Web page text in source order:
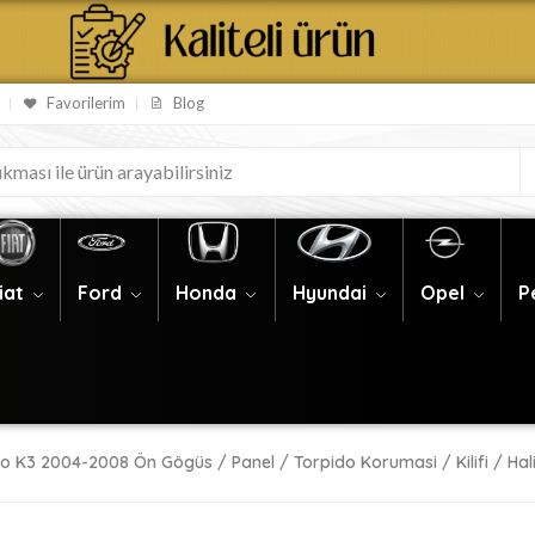
Favorilerim Blog
Ford Honda Hyundai Opel
K3 2004-2008 Ön Gögüs / Panel / Torpido Korumasi / Kilifi /